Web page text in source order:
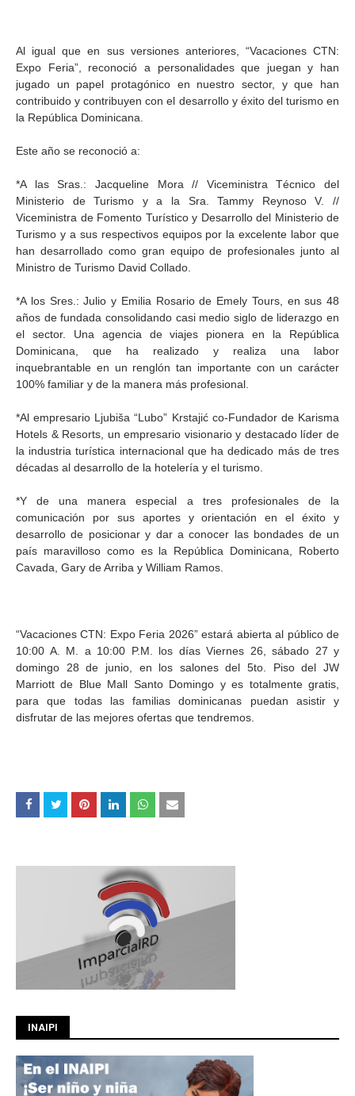
Al igual que en sus versiones anteriores, “Vacaciones CTN:
Expo Feria”, reconoció a personalidades que juegan y han
jugado un papel protagónico en nuestro sector, y que han
contribuido y contribuyen con el desarrollo y éxito del turismo en
la República Dominicana.
Este año se reconoció a:
*A las Sras.: Jacqueline Mora // Viceministra Técnico del
Ministerio de Turismo y a la Sra. Tammy Reynoso V. //
Viceministra de Fomento Turístico y Desarrollo del Ministerio de
Turismo y a sus respectivos equipos por la excelente labor que
han desarrollado como gran equipo de profesionales junto al
Ministro de Turismo David Collado.
*A los Sres.: Julio y Emilia Rosario de Emely Tours, en sus 48
años de fundada consolidando casi medio siglo de liderazgo en
el sector. Una agencia de viajes pionera en la República
Dominicana, que ha realizado y realiza una labor
inquebrantable en un renglón tan importante con un carácter
100% familiar y de la manera más profesional.
*Al empresario Ljubiša “Lubo” Krstajić co-Fundador de Karisma
Hotels & Resorts, un empresario visionario y destacado líder de
la industria turística internacional que ha dedicado más de tres
décadas al desarrollo de la hotelería y el turismo.
*Y de una manera especial a tres profesionales de la
comunicación por sus aportes y orientación en el éxito y
desarrollo de posicionar y dar a conocer las bondades de un
país maravilloso como es la República Dominicana, Roberto
Cavada, Gary de Arriba y William Ramos.
“Vacaciones CTN: Expo Feria 2026” estará abierta al público de
10:00 A. M. a 10:00 P.M. los días Viernes 26, sábado 27 y
domingo 28 de junio, en los salones del 5to. Piso del JW
Marriott de Blue Mall Santo Domingo y es totalmente gratis,
para que todas las familias dominicanas puedan asistir y
disfrutar de las mejores ofertas que tendremos.
INAIPI